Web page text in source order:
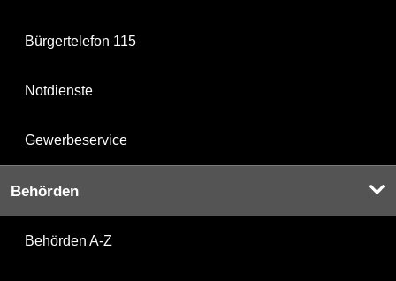
Bürgertelefon 115
Notdienste
Gewerbeservice
Behörden
Behörden A-Z